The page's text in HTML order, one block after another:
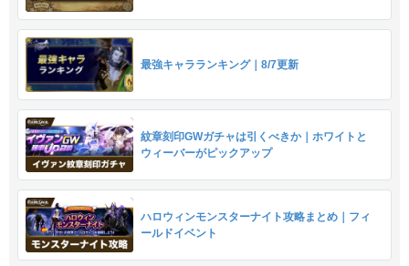
最強キャラランキング｜8/7更新
紋章刻印GWガチャは引くべきか｜ホワイトと
ウィーバーがピックアップ
ハロウィンモンスターナイト攻略まとめ｜フィ
ールドイベント